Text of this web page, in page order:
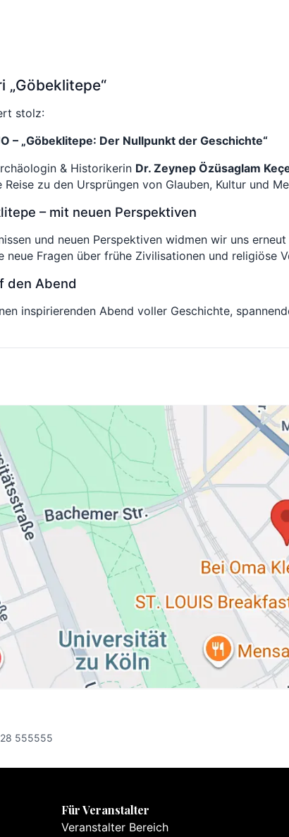
„Göbeklitepe“
stolz:
– „Göbeklitepe: Der Nullpunkt der Geschichte“
& Historikerin Dr. Zeynep Özüsaglam
zu den Ursprüngen von Glauben, Kultur und
– mit neuen Perspektiven
und neuen Perspektiven widmen wir uns erneut
neue Fragen über frühe Zivilisationen und religiöse
den Abend
inspirierenden Abend voller Geschichte,
555555
Für Veranstalter
Veranstalter Bereich